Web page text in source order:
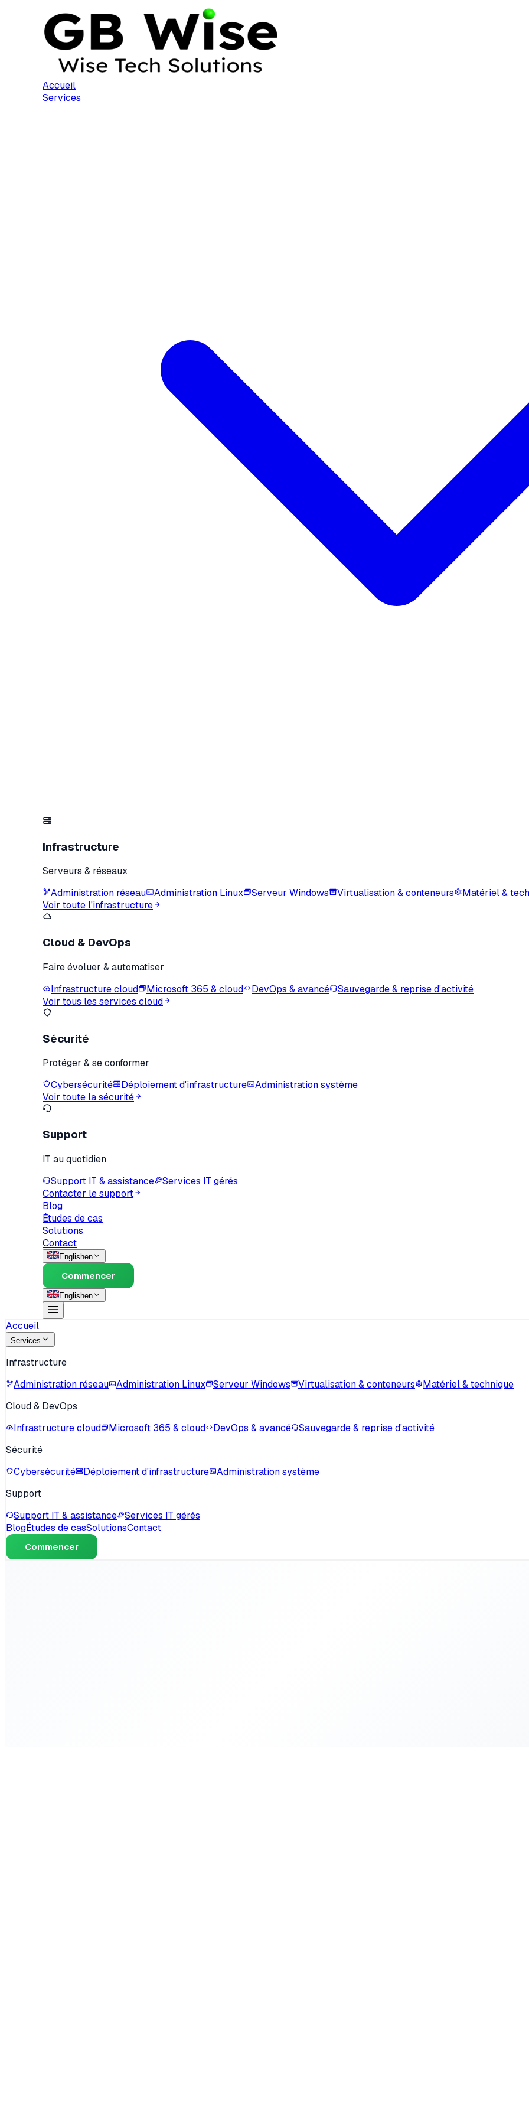
Accueil
Services
Infrastructure
Serveurs & réseaux
Administration réseau
Administration Linux Serveur Windows Virtualisation & conteneurs
Matériel &
Voir toute l'infrastructure
Cloud & DevOps
Faire évoluer & automatiser
Infrastructure cloud
Microsoft 365 & cloud DevOps & avancé
Sauvegarde & reprise d'activité
Voir tous les services cloud
Sécurité
Protéger & se conformer
Cybersécurité
Déploiement d'infrastructure
Administration système
Voir toute la sécurité
Support
IT au quotidien
Support IT & assistance
Services IT gérés
Contacter le support
Blog
Études de cas
Solutions
Contact
Englishen
Commencer
Englishen
Accueil
Services
Infrastructure
Administration réseau
Administration Linux Serveur Windows Virtualisation & conteneurs
Matériel & technique
Cloud & DevOps
Infrastructure cloud
Microsoft 365 & cloud DevOps & avancé
Sauvegarde & reprise d'activité
Sécurité
Cybersécurité
Déploiement d'infrastructure
Administration système
Support
Support IT & assistance
Services IT gérés
BlogÉtudes de casSolutionsContact
Commencer